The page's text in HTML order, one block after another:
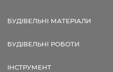
БУДІВЕЛЬНІ МАТЕРІАЛИ
БУДІВЕЛЬНІ РОБОТИ
ІНСТРУМЕНТ